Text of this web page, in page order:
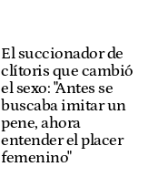
El succionador de
clítoris que cambió
el sexo: "Antes se
buscaba imitar un
pene, ahora
entender el placer
femenino"